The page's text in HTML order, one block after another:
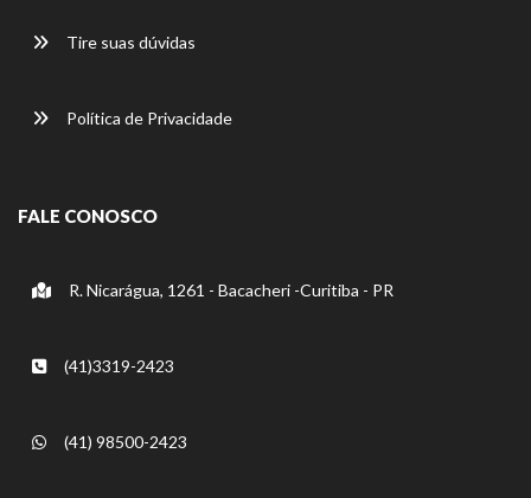
Tire suas dúvidas
Política de Privacidade
FALE CONOSCO
R. Nicarágua, 1261 - Bacacheri -Curitiba - PR
(41)3319-2423
(41) 98500-2423